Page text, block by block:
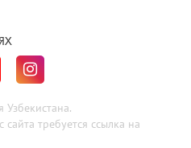
требуется ссылка на